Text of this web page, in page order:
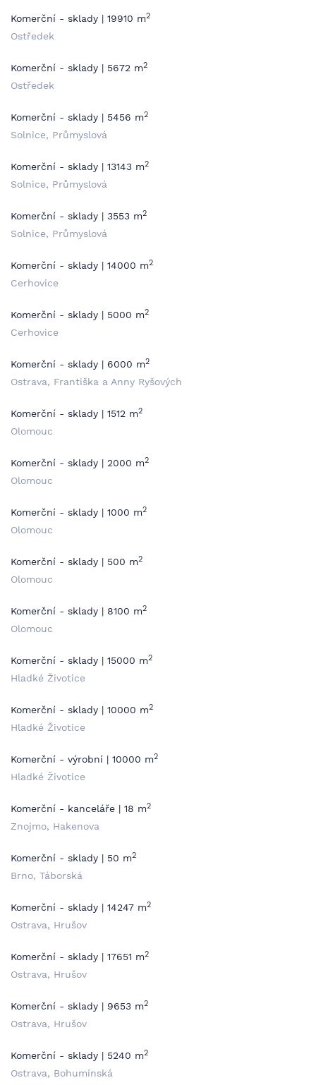
Komerční - sklady | 19910 m2
Ostředek
Komerční - sklady | 5672 m2
Ostředek
Komerční - sklady | 5456 m2
Solnice, Průmyslová
Komerční - sklady | 13143 m2
Solnice, Průmyslová
Komerční - sklady | 3553 m2
Solnice, Průmyslová
Komerční - sklady | 14000 m2
Cerhovice
Komerční - sklady | 5000 m2
Cerhovice
Komerční - sklady | 6000 m2
Ostrava, Františka a Anny Ryšových
Komerční - sklady | 1512 m2
Olomouc
Komerční - sklady | 2000 m2
Olomouc
Komerční - sklady | 1000 m2
Olomouc
Komerční - sklady | 500 m2
Olomouc
Komerční - sklady | 8100 m2
Olomouc
Komerční - sklady | 15000 m2
Hladké Životice
Komerční - sklady | 10000 m2
Hladké Životice
Komerční - výrobní | 10000 m2
Hladké Životice
Komerční - kanceláře | 18 m2
Znojmo, Hakenova
Komerční - sklady | 50 m2
Brno, Táborská
Komerční - sklady | 14247 m2
Ostrava, Hrušov
Komerční - sklady | 17651 m2
Ostrava, Hrušov
Komerční - sklady | 9653 m2
Ostrava, Hrušov
Komerční - sklady | 5240 m2
Ostrava, Bohumínská